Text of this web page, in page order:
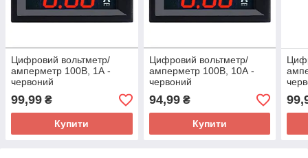
Цифровий вольтметр/
амперметр 100В, 1А -
червоний
99,99 ₴
Купити
Цифровий вольтметр/
амперметр 100В, 10А -
червоний
94,99₴
Купити